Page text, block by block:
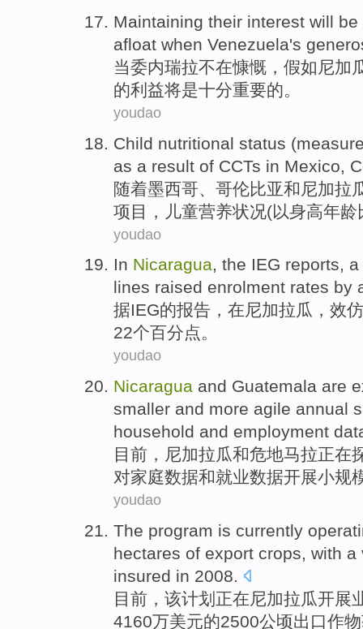
Maintaining their interest will be
afloat when Venezuela's
当委内瑞拉不在慷慨， 假如 尼加
的利益将是十分重要的。
youdao
Child nutritional status (
as a result of CCTs in Mexico
随着墨西哥 哥伦比亚和 尼加拉
项目，
儿童营养状况(以身高年龄
youdao
In Nicaragua, the IEG reports, a
lines raised enrolment rates by
据IEG的报告 ， 在尼加拉瓜 ，效仿
22个百分点。
youdao
Nicaragua and Guatemala are
smaller and more agile annual
household and employment
目前， 尼加拉瓜和危地马拉正在
对家庭数据和就业数据开展小规
youdao
The program is currently
hectares of export crops, with a
insured in 2008.
目前 ， 该计划 正在尼加拉瓜开展
4160万美元的2500公顷出口作物